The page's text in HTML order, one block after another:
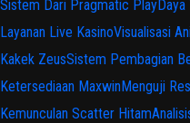
Sistem Dari Pragmatic Play
Layanan Live KasinoVisualisasi
Kakek ZeusSistem Pembagian
Ketersediaan MaxwinMenguji
Kemunculan Scatter Hitam